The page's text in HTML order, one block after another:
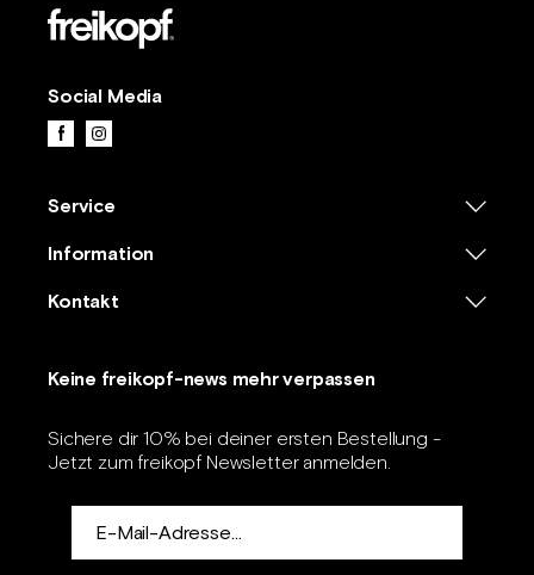
Social Media
FacebookInstagram
Service
Information
Kontakt
Keine freikopf-news mehr verpassen
Sichere dir 10% bei deiner ersten Bestellung -
Jetzt zum freikopf Newsletter anmelden.